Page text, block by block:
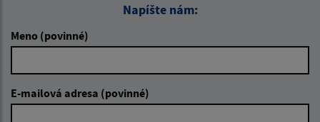
Napíšte nám:
Meno (povinné)
E-mailová adresa (povinné)